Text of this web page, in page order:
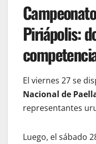
Piriápolis:
El viernes 27 se
Nacional de
representantes
Luego, el sábado